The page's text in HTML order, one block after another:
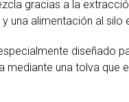
gracias a la
una alimentación al silo
diseñado
mediante una tolva que